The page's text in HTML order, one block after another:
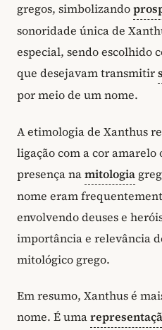
gregos, simbolizando
sonoridade única de
especial, sendo escolhido
que desejavam transmitir
por meio de um nome.
A etimologia de Xanthus
ligação com a cor amarelo
presença namitologia
nome eram
envolvendo deuses e
importância e relevância
mitológico grego.
Em resumo, Xanthus é
nome. É uma